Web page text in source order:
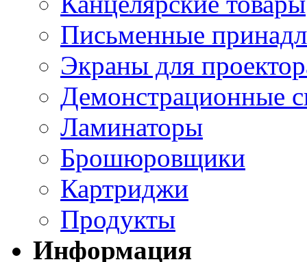
Письменные
Экраны для
Демонстрационные
Ламинаторы
Брошюровщики
Картриджи
Продукты
Информация